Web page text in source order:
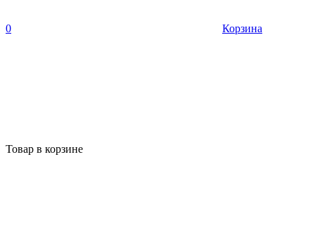
0 Корзина
Товар в корзине